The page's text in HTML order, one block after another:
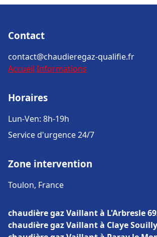
Contact
contact@chaudieregaz-qualifie.fr
Accueil Informations
Horaires
Lun-Ven: 8h-19h
Service d'urgence 24/7
Zone intervention
Toulon, France
chaudière gaz Vaillant à L'Arbresle
chaudière gaz Vaillant à Claye